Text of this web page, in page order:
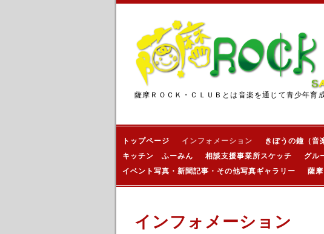
薩摩ＲＯＣＫ・ＣＬＵＢとは音楽を通じて青少年育
トップページ インフォメーション きぼうの鐘（音
キッチン ふーみん
相談支援事業所スケッチ グル
イベント写真・新聞記事・その他写真ギャラリー
薩
インフォメーション